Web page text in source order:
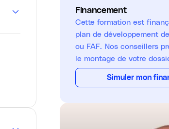
Financement
Cette formation est
plan de développement
ou FAF. Nos conseillers
le montage de votre
Simuler mon